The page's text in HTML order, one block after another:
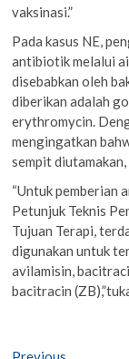
vaksinasi.”
Pada kasus NE,
antibiotik melalui
disebabkan oleh
diberikan adalah
erythromycin.
mengingatkan
sempit
“Untuk pemberian
Petunjuk Teknis
Tujuan Terapi,
digunakan untuk
avilamisin,
bacitracin